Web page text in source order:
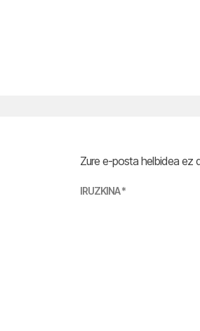
Zure e-posta helbidea ez
IRUZKINA*